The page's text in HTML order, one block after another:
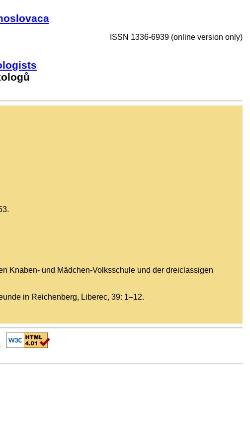
ISSN 1336-6939 (online version only)
Knaben- und Mädchen-Volksschule und der dreiclassigen
in Reichenberg, Liberec, 39: 1–12.